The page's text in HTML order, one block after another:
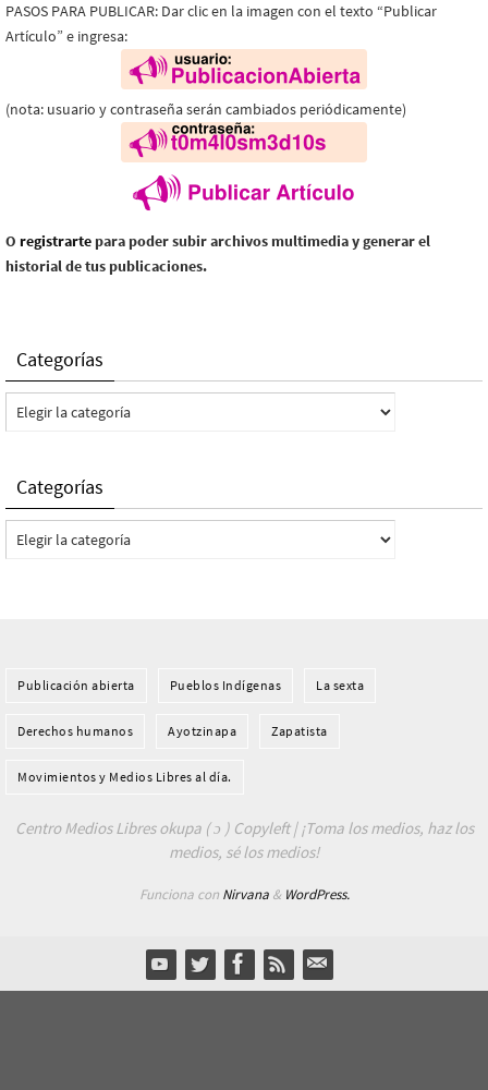
PASOS PARA PUBLICAR: Dar clic en la imagen con el texto “Publicar
Artículo” e ingresa:
(nota: usuario y contraseña serán cambiados periódicamente)
O registrarte para poder subir archivos multimedia y generar el
historial de tus publicaciones.
Categorías
Categorías
Categorías
Categorías
Publicación abierta Pueblos Indí­genas La sexta
Derechos humanos Ayotzinapa Zapatista
Movimientos y Medios Libres al día.
Centro Medios Libres okupa ( ɔ ) Copyleft | ¡Toma los medios, haz los
medios, sé los medios!
Funciona con Nirvana& WordPress.